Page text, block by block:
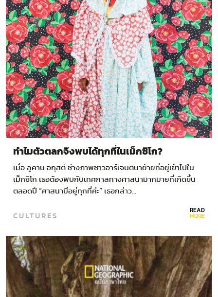
ทำไมตัวตลกจึงพบได้ทุกที่ในเม็กซิโก?
เมื่อ ลูคาน อกุสตี ช่างภาพชาวอาร์เจนตินาย้ายที่อยู่เข้าไปใน
เม็กซิโก เธอต้องพบกับเทศกาลทางศาสนามากมายที่เกิดขึ้น
ตลอดปี “ศาสนามีอยู่ทุกที่ค่ะ” เธอกล่าว…
CULTURES READ
MORE